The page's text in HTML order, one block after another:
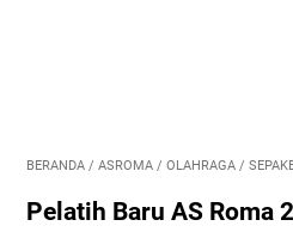
BERANDA / ASROMA / OLAHRAGA /
Pelatih Baru AS Roma